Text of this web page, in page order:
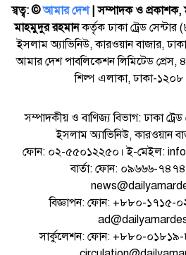
স্বত্ব: ©️আমার দেশ| সম্পাদক ও প্রকাশক,
মাহমুদুর রহমানকর্তৃক ঢাকা ট্রেড
ইসলাম অ্যাভিনিউ, কারওয়ান বাজার,
আমার দেশ পাবলিকেশন লিমিটেড
শিল্প এলাকা, ঢাকা-১২০৮
সম্পাদকীয় ও বাণিজ্য বিভাগ: ঢাকা
ইসলাম অ্যাভিনিউ, কারওয়ান
ফোন: ০২-৫৫০১২২৫০। ই-মেইল:
বার্তা: ফোন: ০৯৬৬৬-
বিজ্ঞাপন: ফোন: +৮৮০-১৭১৫-
সার্কুলেশন: ফোন: +৮৮০-